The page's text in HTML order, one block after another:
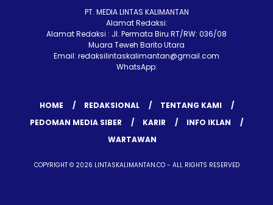
PT. MEDIA LINTAS KALIMANTAN
Alamat Redaksi:
Alamat Redaksi : Jl. Permata Biru RT/RW: 036/08
Muara Teweh Barito Utara
Email: redaksilintaskalimantan@gmail.com
WhatsApp:
HOME REDAKSIONAL
TENTANG KAMI
PEDOMAN MEDIA SIBER
KARIR
INFO IKLAN
WARTAWAN
COPYRIGHT © 2026 LINTASKALIMANTAN.CO - ALL RIGHTS RESERVED